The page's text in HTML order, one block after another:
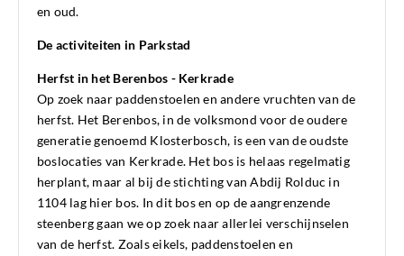
en oud.
De activiteiten in Parkstad
Herfst in het Berenbos - Kerkrade
Op zoek naar paddenstoelen en andere vruchten van de
herfst. Het Berenbos, in de volksmond voor de oudere
generatie genoemd Klosterbosch, is een van de oudste
boslocaties van Kerkrade. Het bos is helaas regelmatig
herplant, maar al bij de stichting van Abdij Rolduc in
1104 lag hier bos. In dit bos en op de aangrenzende
steenberg gaan we op zoek naar allerlei verschijnselen
van de herfst. Zoals eikels, paddenstoelen en